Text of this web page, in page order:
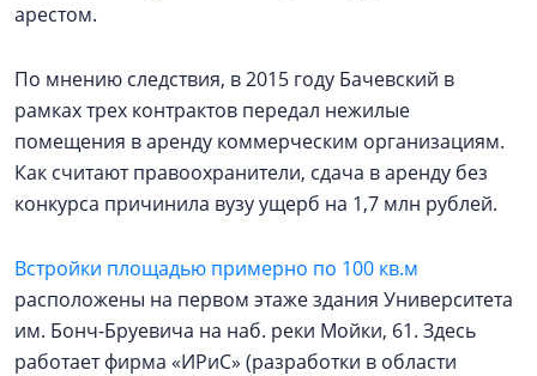
арестом.
По мнению следствия, в 2015 году Бачевский в
рамках трех контрактов передал нежилые
помещения в аренду коммерческим организациям.
Как считают правоохранители, сдача в аренду без
конкурса причинила вузу ущерб на 1,7 млн рублей.
Встройки площадью примерно по 100 кв.м
расположены на первом этаже здания Университета
им. Бонч-Бруевича на наб. реки Мойки, 61. Здесь
работает фирма «ИРиС» (разработки в области